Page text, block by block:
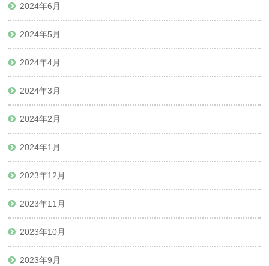
2024年6月
2024年5月
2024年4月
2024年3月
2024年2月
2024年1月
2023年12月
2023年11月
2023年10月
2023年9月